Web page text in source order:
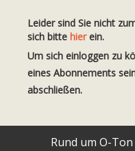
Leider sind Sie nicht
sich bitte hierein.
Um sich einloggen zu
eines Abonnements
abschließen.
Rund um O-Ton